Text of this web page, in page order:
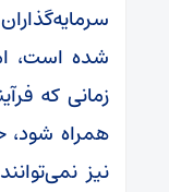
شده است،
زمانی که
همراه شود،
نیز